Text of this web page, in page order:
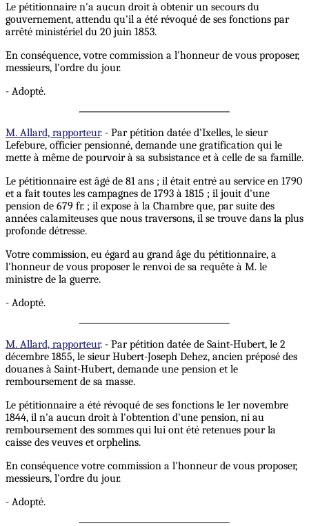
Le pétitionnaire n'a aucun droit à obtenir un secours du
gouvernement, attendu qu'il a été révoqué de ses fonctions par
arrêté ministériel du 20 juin 1853.
En conséquence, votre commission a l'honneur de vous proposer,
messieurs, l'ordre du jour.
- Adopté.
M. Allard, rapporteur. - Par pétition datée d'Ixelles, le sieur
Lefebure, officier pensionné, demande une gratification qui le
mette à même de pourvoir à sa subsistance et à celle de sa famille.
Le pétitionnaire est âgé de 81 ans ; il était entré au service en 1790
et a fait toutes les campagnes de 1793 à 1815 ; il jouit d'une
pension de 679 fr. ; il expose à la Chambre que, par suite des
années calamiteuses que nous traversons, il se trouve dans la plus
profonde détresse.
Votre commission, eu égard au grand âge du pétitionnaire, a
l'honneur de vous proposer le renvoi de sa requête à M. le
ministre de la guerre.
- Adopté.
M. Allard, rapporteur. - Par pétition datée de Saint-Hubert, le 2
décembre 1855, le sieur Hubert-Joseph Dehez, ancien préposé des
douanes à Saint-Hubert, demande une pension et le
remboursement de sa masse.
Le pétitionnaire a été révoqué de ses fonctions le 1er novembre
1844, il n'a aucun droit à l'obtention d'une pension, ni au
remboursement des sommes qui lui ont été retenues pour la
caisse des veuves et orphelins.
En conséquence votre commission a l'honneur de vous proposer,
messieurs, l'ordre du jour.
- Adopté.